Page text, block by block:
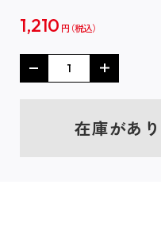
1,210 円
在庫があ